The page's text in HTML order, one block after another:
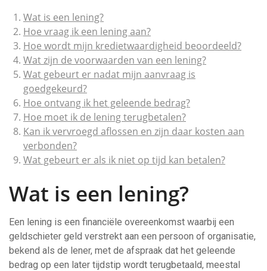
Wat is een lening?
Hoe vraag ik een lening aan?
Hoe wordt mijn kredietwaardigheid beoordeeld?
Wat zijn de voorwaarden van een lening?
Wat gebeurt er nadat mijn aanvraag is
goedgekeurd?
Hoe ontvang ik het geleende bedrag?
Hoe moet ik de lening terugbetalen?
Kan ik vervroegd aflossen en zijn daar kosten aan
verbonden?
Wat gebeurt er als ik niet op tijd kan betalen?
Wat is een lening?
Een lening is een financiële overeenkomst waarbij een
geldschieter geld verstrekt aan een persoon of organisatie,
bekend als de lener, met de afspraak dat het geleende
bedrag op een later tijdstip wordt terugbetaald, meestal